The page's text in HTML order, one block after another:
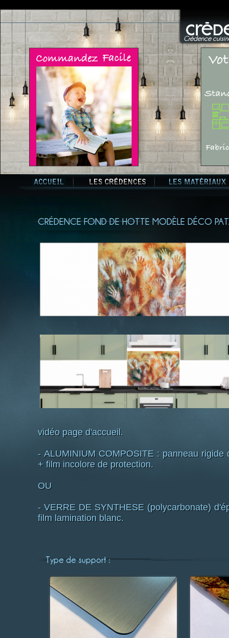
Crédence
CRÉDENCE FOND DE HOTTE MODÈLE DÉCO
vidéo page d'accueil.
- ALUMINIUM COMPOSITE : panneau
+ film incolore de protection.
OU
- VERRE DE SYNTHESE (polycarbonate)
film lamination blanc.
Type de support :